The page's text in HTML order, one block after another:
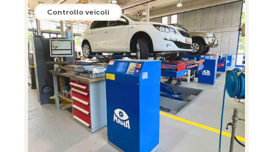
Controllo veicoli